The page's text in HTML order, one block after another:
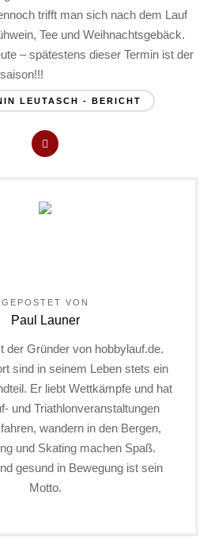
trifft man sich nach dem Lauf
Tee und Weihnachtsgebäck.
– spätestens dieser Termin ist der
LEUTASCH - BERICHT
GEPOSTET VON
Paul Launer
der Gründer von hobbylauf.de.
sind in seinem Leben stets ein
Er liebt Wettkämpfe und hat
und Triathlonveranstaltungen
wandern in den Bergen,
und Skating machen Spaß.
gesund in Bewegung ist sein
Motto.